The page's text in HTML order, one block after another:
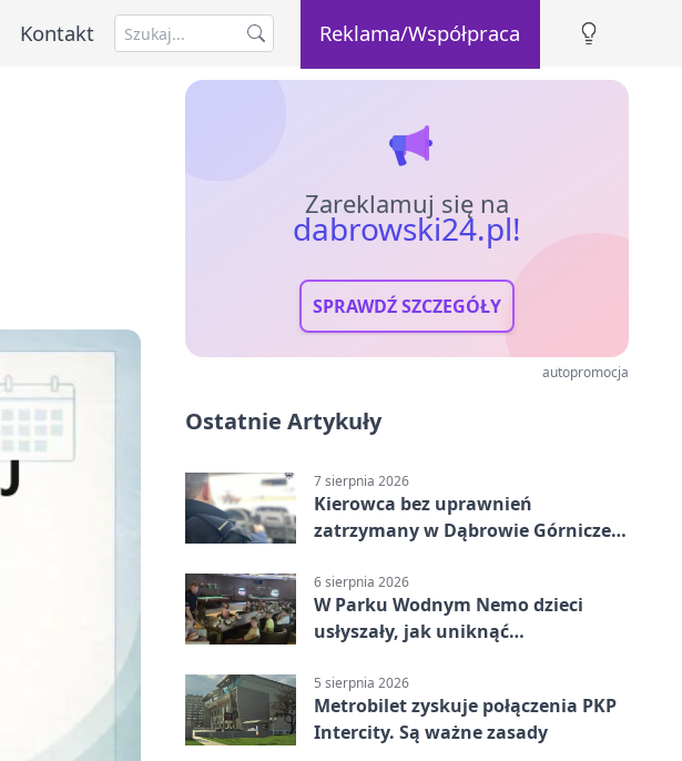
Kontakt Reklama/Współpraca
Zareklamuj się na
dabrowski24.pl!
SPRAWDŹ SZCZEGÓŁY
autopromocja
Ostatnie Artykuły
7 sierpnia 2026
Kierowca bez uprawnień
zatrzymany w Dąbrowie Górniczej.
6 sierpnia 2026
W Parku Wodnym Nemo dzieci
usłyszały, jak uniknąć
5 sierpnia 2026
Metrobilet zyskuje połączenia PKP
Intercity. Są ważne zasady